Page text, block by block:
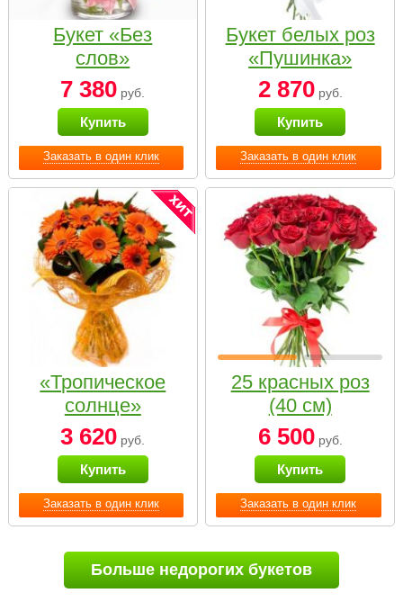
Заказать в один клик
Букет «Без
слов»
7 380 руб.
Купить
Заказать в один клик
Букет белых роз
«Пушинка»
2 870руб.
Купить
Заказать в один клик
«Тропическое
солнце»
3 620 руб.
Купить
Заказать в один клик
25 красных роз
(40 см)
6 500руб.
Купить
Больше недорогих букетов